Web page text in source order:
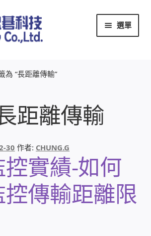
選單
輪社
為 “長距離傳輸”
距離傳輸
30 作者: CHUNG.G
實績-如何
傳輸距離限